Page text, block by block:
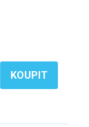
KOUPIT